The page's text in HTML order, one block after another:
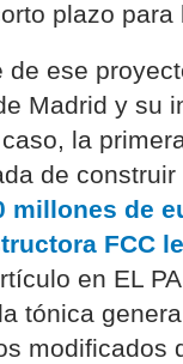
plazo para
ese
Madrid y su
la
de
millones de
FCC
en EL
tónica
modificados